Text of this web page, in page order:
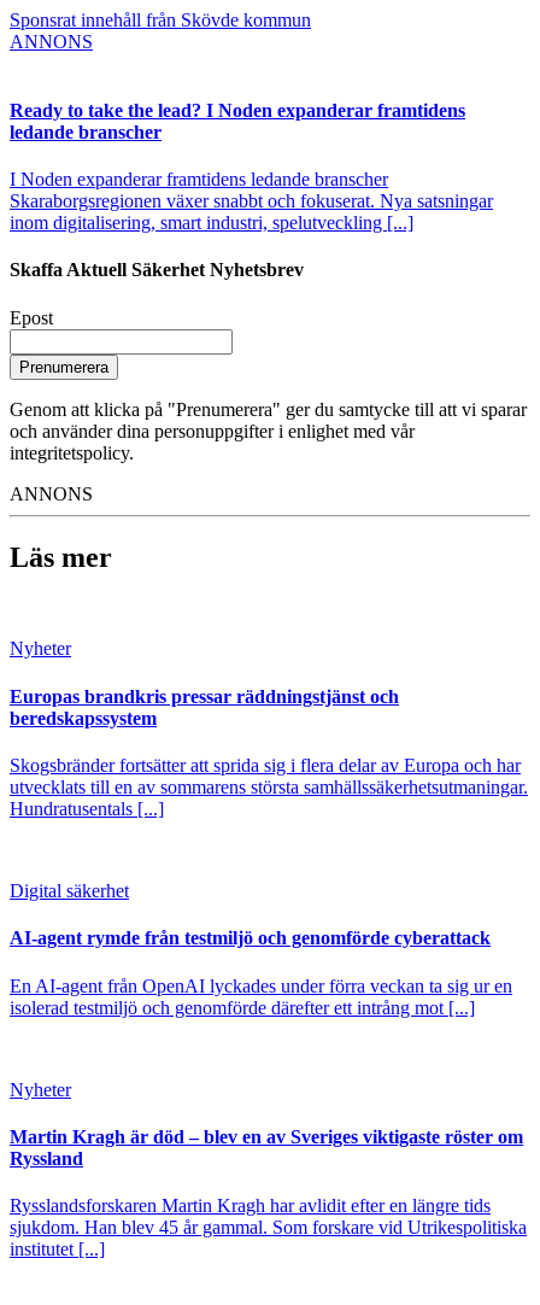
Sponsrat innehåll från Skövde kommun
ANNONS
Ready to take the lead? I Noden expanderar framtidens
ledande branscher
I Noden expanderar framtidens ledande branscher
Skaraborgsregionen växer snabbt och fokuserat. Nya satsningar
inom digitalisering, smart industri, spelutveckling [...]
Skaffa Aktuell Säkerhet Nyhetsbrev
Epost
Prenumerera
Genom att klicka på "Prenumerera" ger du samtycke till att vi sparar
och använder dina personuppgifter i enlighet med vår
integritetspolicy.
ANNONS
Läs mer
Nyheter
Europas brandkris pressar räddningstjänst och
beredskapssystem
Skogsbränder fortsätter att sprida sig i flera delar av Europa och har
utvecklats till en av sommarens största samhällssäkerhetsutmaningar.
Hundratusentals [...]
Digital säkerhet
AI-agent rymde från testmiljö och genomförde cyberattack
En AI-agent från OpenAI lyckades under förra veckan ta sig ur en
isolerad testmiljö och genomförde därefter ett intrång mot [...]
Nyheter
Martin Kragh är död – blev en av Sveriges viktigaste röster om
Ryssland
Rysslandsforskaren Martin Kragh har avlidit efter en längre tids
sjukdom. Han blev 45 år gammal. Som forskare vid Utrikespolitiska
institutet [...]